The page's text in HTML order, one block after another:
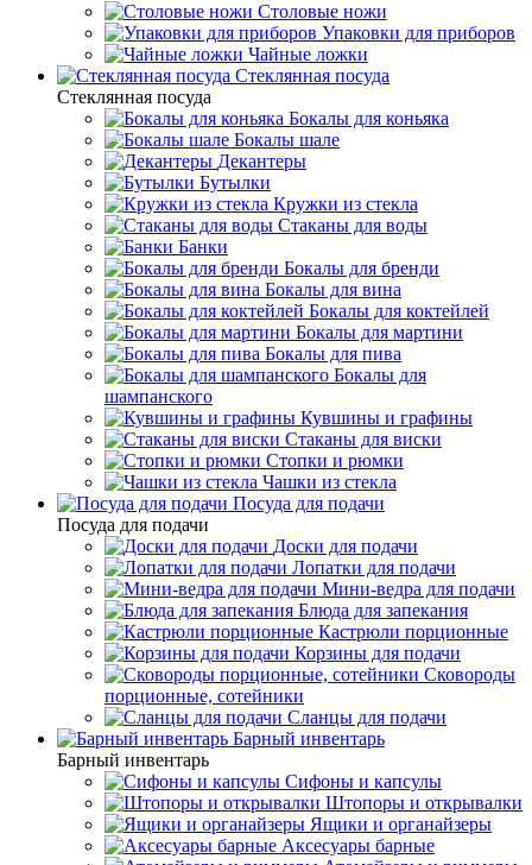
Столовые ножи
Упаковки для приборов
Чайные ложки
Стеклянная посуда
Стеклянная посуда
Бокалы для коньяка
Бокалы шале
Декантеры
Бутылки
Кружки из стекла
Стаканы для воды
Банки
Бокалы для бренди
Бокалы для вина
Бокалы для коктейлей
Бокалы для мартини
Бокалы для пива
Бокалы для
шампанского
Кувшины и графины
Стаканы для виски
Стопки и рюмки
Чашки из стекла
Посуда для подачи
Посуда для подачи
Доски для подачи
Лопатки для подачи
Мини-ведра для подачи
Блюда для запекания
Кастрюли порционные
Корзины для подачи
Сковороды
порционные, сотейники
Сланцы для подачи
Барный инвентарь
Барный инвентарь
Сифоны и капсулы
Штопоры и открывалки
Ящики и органайзеры
Аксесуары барные